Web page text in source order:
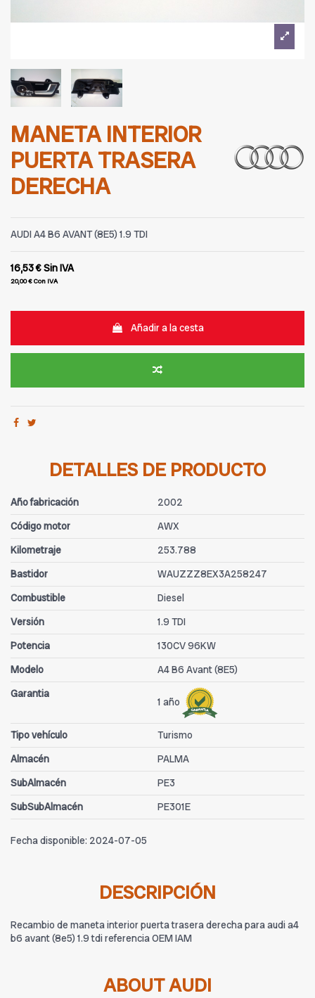
MANETA INTERIOR
PUERTA TRASERA
DERECHA
AUDI A4 B6 AVANT (8E5) 1.9 TDI
16,53 €Sin IVA
20,00 €Con IVA
Añadir a la cesta
DETALLES DE PRODUCTO
Año fabricación
2002
Código motor
AWX
Kilometraje
253.788
Bastidor
WAUZZZ8EX3A258247
Combustible
Diesel
Versión
1.9 TDI
Potencia
130CV 96KW
Modelo
A4 B6 Avant (8E5)
Garantia
1 año
Tipo vehículo
Turismo
Almacén
PALMA
SubAlmacén
PE3
SubSubAlmacén
PE301E
Fecha disponible: 2024-07-05
DESCRIPCIÓN
Recambio de maneta interior puerta trasera derecha para audi a4
b6 avant (8e5) 1.9 tdi referencia OEM IAM
ABOUT AUDI